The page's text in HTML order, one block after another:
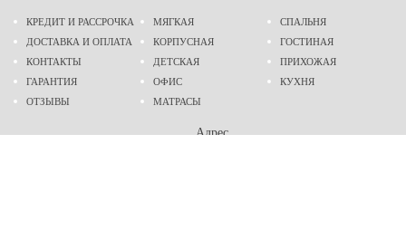
КРЕДИТ И РАССРОЧКА
ДОСТАВКА И ОПЛАТА
КОНТАКТЫ
ГАРАНТИЯ
ОТЗЫВЫ
МЯГКАЯ
КОРПУСНАЯ
ДЕТСКАЯ
ОФИС
МАТРАСЫ
СПАЛЬНЯ
ГОСТИНАЯ
ПРИХОЖАЯ
КУХНЯ
Адрес